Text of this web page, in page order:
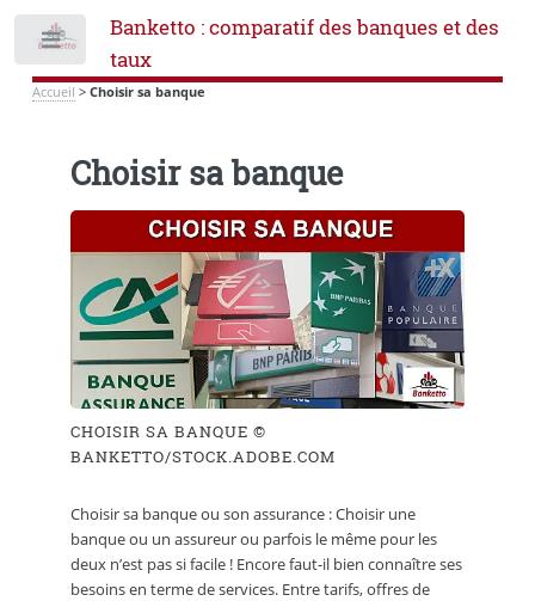
Banketto : comparatif des banques et des
taux
Accueil > Choisir sa banque
Choisir sa banque
CHOISIR SA BANQUE ©
BANKETTO/STOCK.ADOBE.COM
Choisir sa banque ou son assurance : Choisir une
banque ou un assureur ou parfois le même pour les
deux n’est pas si facile ! Encore faut-il bien connaître ses
besoins en terme de services. Entre tarifs, offres de